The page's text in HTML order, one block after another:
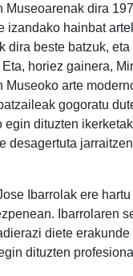
Museoarenak dira
izandako hainbat
dira beste batzuk,
horiez gainera,
Museoko arte
gogoratu
egin dituzten
desagertuta
Ibarrolak ere
Ibarrolaren
diete erakunde
dituzten